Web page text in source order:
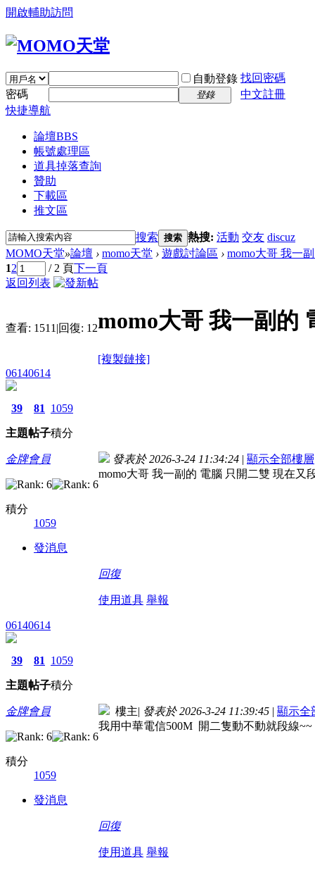
開啟輔助訪問
自動登錄 找回密碼
密碼
登錄
中文註冊
快捷導航
論壇BBS
帳號處理區
道具掉落查詢
贊助
下載區
推文區
搜索 搜索 熱搜: 活動 交友 discuz
MOMO天堂»論壇 › momo天堂 › 遊戲討論區 › momo大哥 我一
12 / 2 頁下一頁
返回列表
查看: 1511 |回復: 12momo大哥 我一副的
[複製鏈接]
06140614
39
主題
81
帖子
1059
積分
金牌會員
積分
1059
發消息
發表於 2026-3-24 11:34:24 | 顯示全部樓層
momo大哥 我一副的 電腦 只開二雙 現在又
回復
使用道具 舉報
06140614
39
主題
81
帖子
1059
積分
金牌會員
積分
1059
發消息
樓主| 發表於 2026-3-24 11:39:45 | 顯示全
我用中華電信500M 開二隻動不動就段線
回復
使用道具 舉報